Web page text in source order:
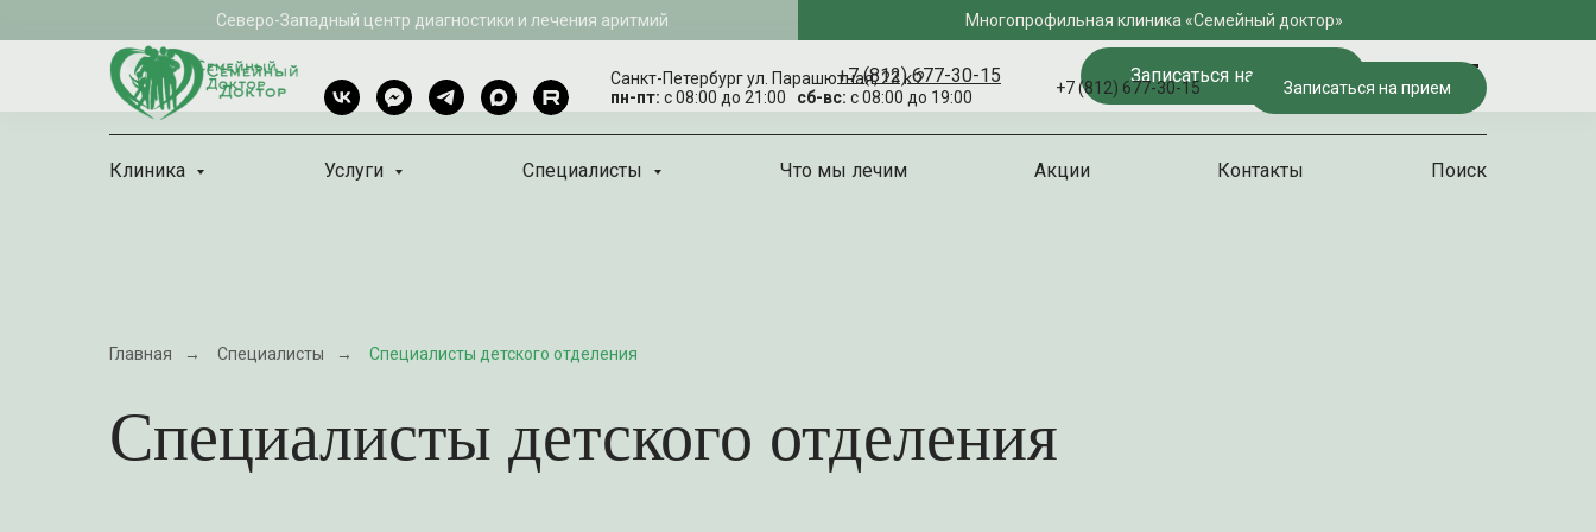
Северо-Западный центр диагностики и лечения аритмий Многопрофильная клиника «Семейный доктор»
+7 (812) 677-30-15 Записаться на прием
Санкт-Петербург ул. Парашютная, 23 к 2
пн-пт: с 08:00 до 21:00 сб-вс: с 08:00 до 19:00
+7 (812) 677-30-15 Записаться на прием
Клиника Услуги Специалисты Что мы лечим Акции Контакты Поиск
Главная → Специалисты → Специалисты детского отделения
Специалисты детского отделения